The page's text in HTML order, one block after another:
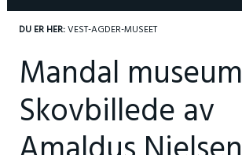
DU ER HER:VEST-AGDER-MUSEET
Mandal museum
Skovbillede av